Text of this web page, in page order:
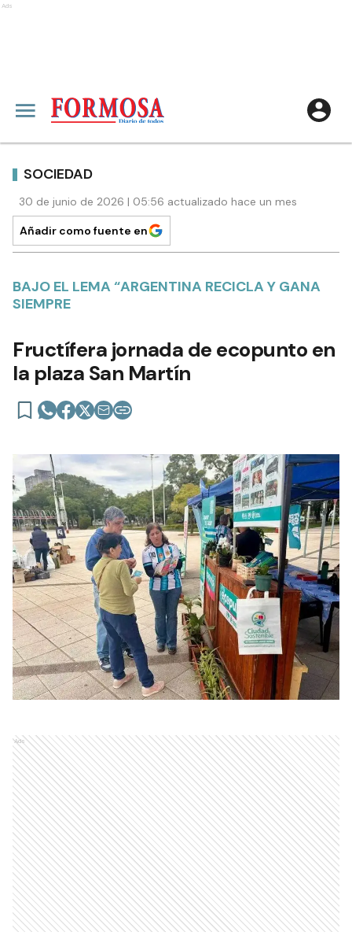
Ads
SOCIEDAD
30 de junio de 2026 | 05:56 actualizado hace un mes
Añadir como fuente en
BAJO EL LEMA “ARGENTINA RECICLA Y GANA
SIEMPRE
Fructífera jornada de ecopunto en
la plaza San Martín
Ads